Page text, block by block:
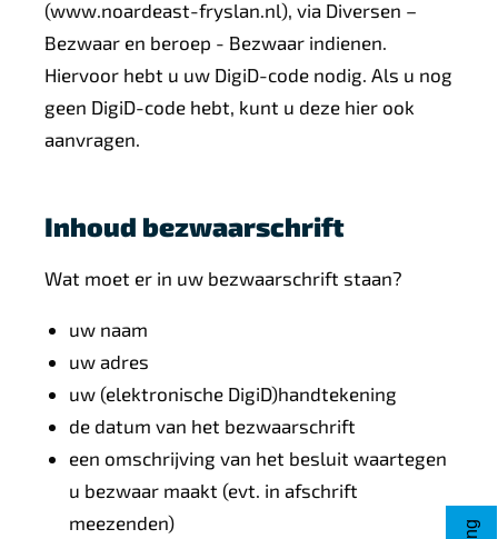
(www.noardeast-fryslan.nl), via Diversen –
Bezwaar en beroep - Bezwaar indienen.
Hiervoor hebt u uw DigiD-code nodig. Als u nog
geen DigiD-code hebt, kunt u deze hier ook
aanvragen.
Inhoud bezwaarschrift
Wat moet er in uw bezwaarschrift staan?
uw naam
uw adres
uw (elektronische DigiD)handtekening
de datum van het bezwaarschrift
een omschrijving van het besluit waartegen
u bezwaar maakt (evt. in afschrift
meezenden)